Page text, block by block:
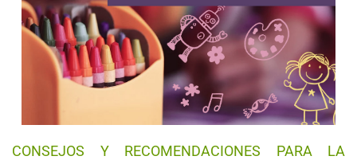
CONSEJOS Y RECOMENDACIONES PARA LA